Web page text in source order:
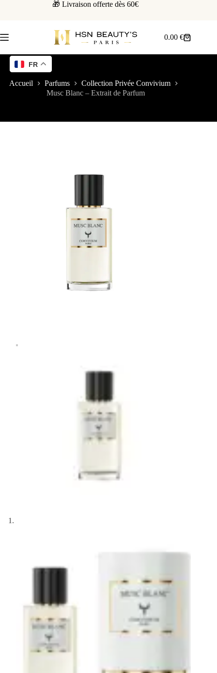
🎁 Livraison offerte dès 60€
0.00€
Accueil Parfums
Collection Privée Convivium
Musc Blanc – Extrait de Parfum
FR